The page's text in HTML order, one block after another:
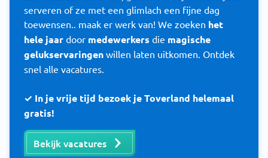
serveren of ze met een glimlach een fijne dag
toewensen.. maak er werk van! We zoeken het
hele jaar door medewerkers die magische
gelukservaringen willen laten uitkomen. Ontdek
snel alle vacatures.
✓ In je vrije tijd bezoek je Toverland helemaal
gratis!
Bekijk vacatures